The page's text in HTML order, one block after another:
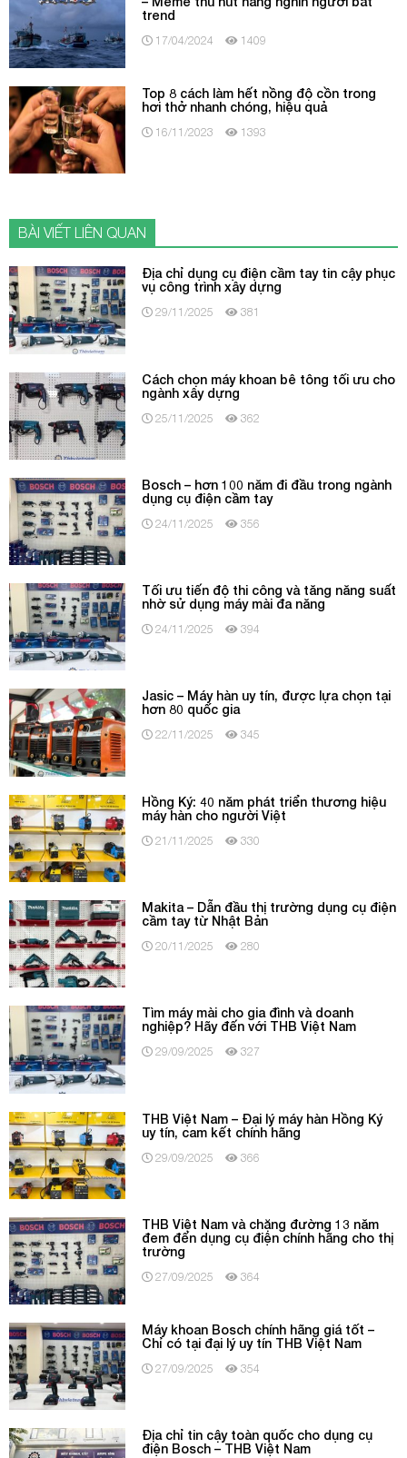
trend
17/04/2024 1409
Top 8 cách làm hết nồng độ cồn trong
hơi thở nhanh chóng, hiệu quả
16/11/2023 1393
BÀI VIẾT LIÊN QUAN
Địa chỉ dụng cụ điện cầm tay tin cậy phục
vụ công trình xây dựng
29/11/2025 381
Cách chọn máy khoan bê tông tối ưu cho
ngành xây dựng
25/11/2025 362
Bosch – hơn 100 năm đi đầu trong ngành
dụng cụ điện cầm tay
24/11/2025 356
Tối ưu tiến độ thi công và tăng năng suất
nhờ sử dụng máy mài đa năng
24/11/2025 394
Jasic – Máy hàn uy tín, được lựa chọn tại
hơn 80 quốc gia
22/11/2025 345
Hồng Ký: 40 năm phát triển thương hiệu
máy hàn cho người Việt
21/11/2025 330
Makita – Dẫn đầu thị trường dụng cụ điện
cầm tay từ Nhật Bản
20/11/2025 280
Tìm máy mài cho gia đình và doanh
nghiệp? Hãy đến với THB Việt Nam
29/09/2025 327
THB Việt Nam – Đại lý máy hàn Hồng Ký
uy tín, cam kết chính hãng
29/09/2025 366
THB Việt Nam và chặng đường 13 năm
đem đến dụng cụ điện chính hãng cho thị
trường
27/09/2025 364
Máy khoan Bosch chính hãng giá tốt –
Chỉ có tại đại lý uy tín THB Việt Nam
27/09/2025 354
Địa chỉ tin cậy toàn quốc cho dụng cụ
điện Bosch – THB Việt Nam